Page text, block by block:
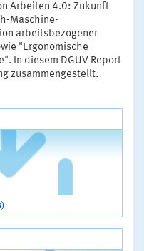
Arbeiten 4.0: Zukunft
Maschine-
arbeitsbezogener
"Ergonomische
In diesem DGUV Report
zusammengestellt.